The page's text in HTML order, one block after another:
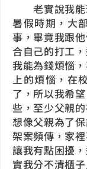
老實說我能
暑假時期，大
事，畢竟我跟
合自己的打工
我能為錢煩惱
上的煩惱，在
了，所以我希
些，至少父親
想像父親為了
架案頻傳，家
讓我有點困擾
實我分不清櫃